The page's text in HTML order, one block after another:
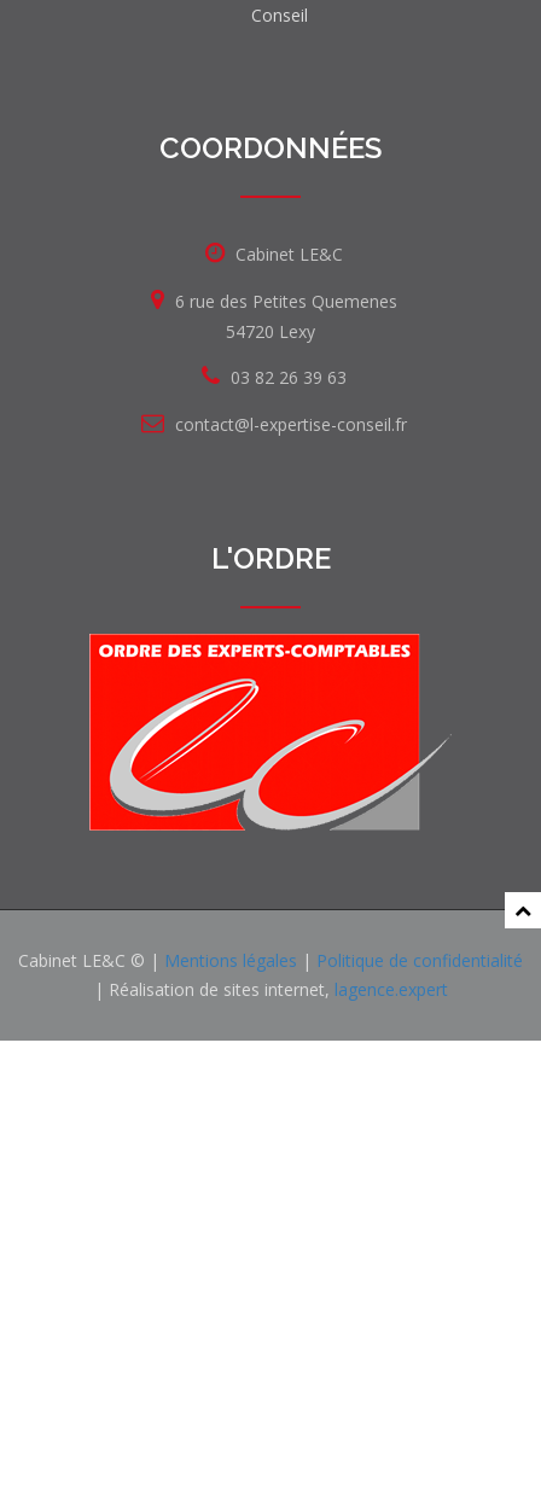
Conseil
COORDONNÉES
Cabinet LE&C
6 rue des Petites Quemenes
54720 Lexy
03 82 26 39 63
contact@l-expertise-conseil.fr
L'ORDRE
Cabinet LE&C © | Mentions légales | Politique de confidentialité
| Réalisation de sites internet, lagence.expert